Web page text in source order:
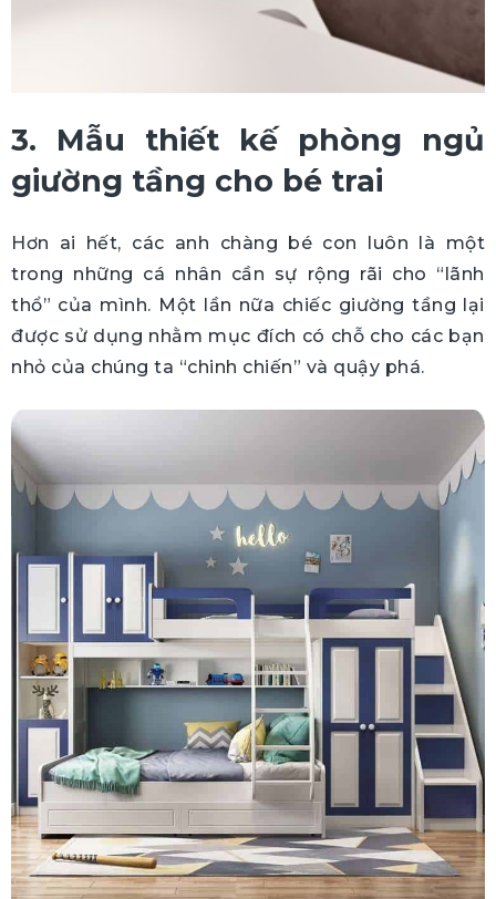
3. Mẫu thiết kế phòng ngủ
giường tầng cho bé trai
Hơn ai hết, các anh chàng bé con luôn là một
trong những cá nhân cần sự rộng rãi cho “lãnh
thổ” của mình. Một lần nữa chiếc giường tầng lại
được sử dụng nhằm mục đích có chỗ cho các bạn
nhỏ của chúng ta “chinh chiến” và quậy phá.